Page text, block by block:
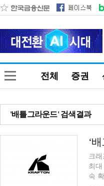
전체 증권
'배틀그라운드' 검색결과
‘
크
최
속